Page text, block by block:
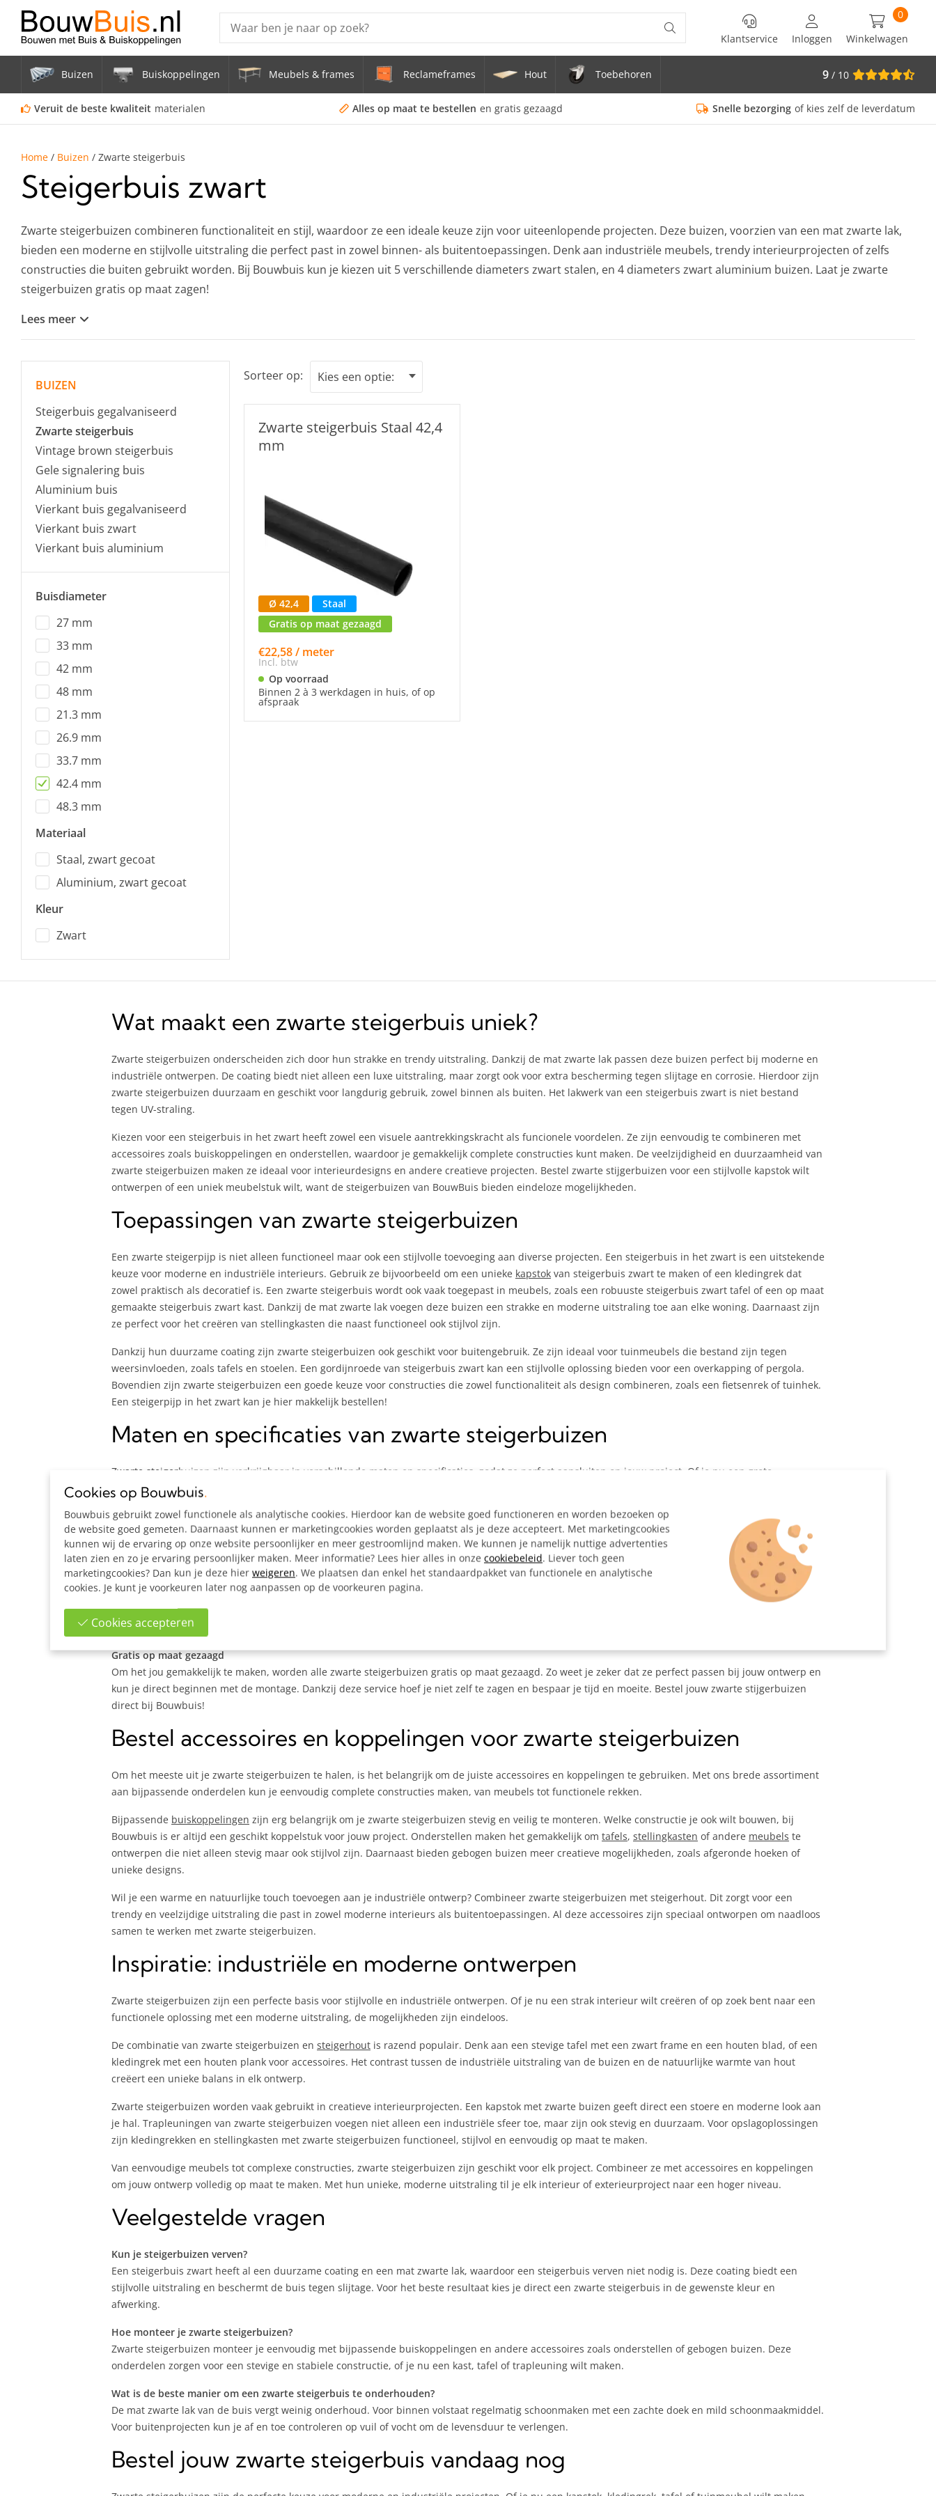
Producten
Steigerbuis onderstel tafel uit buis Ø 33,7 mm zwenkwielen Ø 75 mm
Vrijstaand Spandoekframe (zonder spandoek) uit gegalvaniseerde stalen buis Ø 33.7
mm
Constructiebuis Staal Ø 21,3 mm
Klantservice Inloggen Winkelwagen
0
Buizen Buiskoppelingen Meubels & frames Reclameframes Hout Toebehoren 9 / 10
Veruit de beste kwaliteit materialen Alles op maat te bestellen en gratis gezaagd Snelle bezorging of kies zelf de leverdatum
Home / Buizen / Zwarte steigerbuis
Steigerbuis zwart
Zwarte steigerbuizen combineren functionaliteit en stijl, waardoor ze een ideale keuze zijn voor uiteenlopende projecten. Deze buizen, voorzien van een mat zwarte lak,
bieden een moderne en stijlvolle uitstraling die perfect past in zowel binnen- als buitentoepassingen. Denk aan industriële meubels, trendy interieurprojecten of zelfs
constructies die buiten gebruikt worden. Bij Bouwbuis kun je kiezen uit 5 verschillende diameters zwart stalen, en 4 diameters zwart aluminium buizen. Laat je zwarte
steigerbuizen gratis op maat zagen!
Lees meer
BUIZEN
Steigerbuis gegalvaniseerd
Zwarte steigerbuis
Vintage brown steigerbuis
Gele signalering buis
Aluminium buis
Vierkant buis gegalvaniseerd
Vierkant buis zwart
Vierkant buis aluminium
Buisdiameter
27 mm
33 mm
42 mm
48 mm
21.3 mm
26.9 mm
33.7 mm
42.4 mm
48.3 mm
Materiaal
Staal, zwart gecoat
Aluminium, zwart gecoat
Kleur
Zwart
Sorteer op:
Zwarte steigerbuis Staal 42,4
mm
Ø 42,4
Staal
Gratis op maat gezaagd
€22,58 / meter
Incl. btw
Op voorraad
Binnen 2 à 3 werkdagen in huis, of op
afspraak
Wat maakt een zwarte steigerbuis uniek?
Zwarte steigerbuizen onderscheiden zich door hun strakke en trendy uitstraling. Dankzij de mat zwarte lak passen deze buizen perfect bij moderne en
industriële ontwerpen. De coating biedt niet alleen een luxe uitstraling, maar zorgt ook voor extra bescherming tegen slijtage en corrosie. Hierdoor zijn
zwarte steigerbuizen duurzaam en geschikt voor langdurig gebruik, zowel binnen als buiten. Het lakwerk van een steigerbuis zwart is niet bestand
tegen UV-straling.
Kiezen voor een steigerbuis in het zwart heeft zowel een visuele aantrekkingskracht als funcionele voordelen. Ze zijn eenvoudig te combineren met
accessoires zoals buiskoppelingen en onderstellen, waardoor je gemakkelijk complete constructies kunt maken. De veelzijdigheid en duurzaamheid van
zwarte steigerbuizen maken ze ideaal voor interieurdesigns en andere creatieve projecten. Bestel zwarte stijgerbuizen voor een stijlvolle kapstok wilt
ontwerpen of een uniek meubelstuk wilt, want de steigerbuizen van BouwBuis bieden eindeloze mogelijkheden.
Toepassingen van zwarte steigerbuizen
Een zwarte steigerpijp is niet alleen functioneel maar ook een stijlvolle toevoeging aan diverse projecten. Een steigerbuis in het zwart is een uitstekende
keuze voor moderne en industriële interieurs. Gebruik ze bijvoorbeeld om een unieke kapstok van steigerbuis zwart te maken of een kledingrek dat
zowel praktisch als decoratief is. Een zwarte steigerbuis wordt ook vaak toegepast in meubels, zoals een robuuste steigerbuis zwart tafel of een op maat
gemaakte steigerbuis zwart kast. Dankzij de mat zwarte lak voegen deze buizen een strakke en moderne uitstraling toe aan elke woning. Daarnaast zijn
ze perfect voor het creëren van stellingkasten die naast functioneel ook stijlvol zijn.
Dankzij hun duurzame coating zijn zwarte steigerbuizen ook geschikt voor buitengebruik. Ze zijn ideaal voor tuinmeubels die bestand zijn tegen
weersinvloeden, zoals tafels en stoelen. Een gordijnroede van steigerbuis zwart kan een stijlvolle oplossing bieden voor een overkapping of pergola.
Bovendien zijn zwarte steigerbuizen een goede keuze voor constructies die zowel functionaliteit als design combineren, zoals een fietsenrek of tuinhek.
Een steigerpijp in het zwart kan je hier makkelijk bestellen!
Maten en specificaties van zwarte steigerbuizen
Zwarte steigerbuizen zijn verkrijgbaar in verschillende maten en specificaties, zodat ze perfect aansluiten op jouw project. Of je nu een grote
constructie of een klein interieurdetail wilt maken, er is altijd een geschikte optie.
Hoe dik moet een steigerbuis zijn?
De dikte van de steigerbuis hangt af van de toepassing. Voor een stevige kapstok of tafel is een diameter zoals de populaire steigerbuis zwart 42 mm
ideaal. Bij ons kun je kiezen uit 9 verschillende diameteropties, zodat je altijd de juiste maat vindt.
Materiaalkeuze: staal of aluminium
Zwarte steigerbuizen zijn beschikbaar in zowel staal als aluminium. Stalen buizen bieden maximale stevigheid en zijn ideaal voor zware constructies.
Aluminium buizen zijn lichter en corrosiebestendig, wat ze geschikt maakt voor projecten waarbij gewicht een rol speelt. Een steigerbuis van aluminium
in het zwart vind je dus ook hier!
Gratis op maat gezaagd
Om het jou gemakkelijk te maken, worden alle zwarte steigerbuizen gratis op maat gezaagd. Zo weet je zeker dat ze perfect passen bij jouw ontwerp en
kun je direct beginnen met de montage. Dankzij deze service hoef je niet zelf te zagen en bespaar je tijd en moeite. Bestel jouw zwarte stijgerbuizen
direct bij Bouwbuis!
Bestel accessoires en koppelingen voor zwarte steigerbuizen
Om het meeste uit je zwarte steigerbuizen te halen, is het belangrijk om de juiste accessoires en koppelingen te gebruiken. Met ons brede assortiment
aan bijpassende onderdelen kun je eenvoudig complete constructies maken, van meubels tot functionele rekken.
Bijpassende buiskoppelingen zijn erg belangrijk om je zwarte steigerbuizen stevig en veilig te monteren. Welke constructie je ook wilt bouwen, bij
Bouwbuis is er altijd een geschikt koppelstuk voor jouw project. Onderstellen maken het gemakkelijk om tafels, stellingkasten of andere meubels te
ontwerpen die niet alleen stevig maar ook stijlvol zijn. Daarnaast bieden gebogen buizen meer creatieve mogelijkheden, zoals afgeronde hoeken of
unieke designs.
Wil je een warme en natuurlijke touch toevoegen aan je industriële ontwerp? Combineer zwarte steigerbuizen met steigerhout. Dit zorgt voor een
trendy en veelzijdige uitstraling die past in zowel moderne interieurs als buitentoepassingen. Al deze accessoires zijn speciaal ontworpen om naadloos
samen te werken met zwarte steigerbuizen.
Inspiratie: industriële en moderne ontwerpen
Zwarte steigerbuizen zijn een perfecte basis voor stijlvolle en industriële ontwerpen. Of je nu een strak interieur wilt creëren of op zoek bent naar een
functionele oplossing met een moderne uitstraling, de mogelijkheden zijn eindeloos.
De combinatie van zwarte steigerbuizen en steigerhout is razend populair. Denk aan een stevige tafel met een zwart frame en een houten blad, of een
kledingrek met een houten plank voor accessoires. Het contrast tussen de industriële uitstraling van de buizen en de natuurlijke warmte van hout
creëert een unieke balans in elk ontwerp.
Zwarte steigerbuizen worden vaak gebruikt in creatieve interieurprojecten. Een kapstok met zwarte buizen geeft direct een stoere en moderne look aan
je hal. Trapleuningen van zwarte steigerbuizen voegen niet alleen een industriële sfeer toe, maar zijn ook stevig en duurzaam. Voor opslagoplossingen
zijn kledingrekken en stellingkasten met zwarte steigerbuizen functioneel, stijlvol en eenvoudig op maat te maken.
Van eenvoudige meubels tot complexe constructies, zwarte steigerbuizen zijn geschikt voor elk project. Combineer ze met accessoires en koppelingen
om jouw ontwerp volledig op maat te maken. Met hun unieke, moderne uitstraling til je elk interieur of exterieurproject naar een hoger niveau.
Veelgestelde vragen
Kun je steigerbuizen verven?
Een steigerbuis zwart heeft al een duurzame coating en een mat zwarte lak, waardoor een steigerbuis verven niet nodig is. Deze coating biedt een
stijlvolle uitstraling en beschermt de buis tegen slijtage. Voor het beste resultaat kies je direct een zwarte steigerbuis in de gewenste kleur en
afwerking.
Hoe monteer je zwarte steigerbuizen?
Zwarte steigerbuizen monteer je eenvoudig met bijpassende buiskoppelingen en andere accessoires zoals onderstellen of gebogen buizen. Deze
onderdelen zorgen voor een stevige en stabiele constructie, of je nu een kast, tafel of trapleuning wilt maken.
Wat is de beste manier om een zwarte steigerbuis te onderhouden?
De mat zwarte lak van de buis vergt weinig onderhoud. Voor binnen volstaat regelmatig schoonmaken met een zachte doek en mild schoonmaakmiddel.
Voor buitenprojecten kun je af en toe controleren op vuil of vocht om de levensduur te verlengen.
Bestel jouw zwarte steigerbuis vandaag nog
Cookies op Bouwbuis.
Bouwbuis gebruikt zowel functionele als analytische cookies. Hierdoor kan de website goed functioneren en worden bezoeken op
de website goed gemeten. Daarnaast kunnen er marketingcookies worden geplaatst als je deze accepteert. Met marketingcookies
kunnen wij de ervaring op onze website persoonlijker en meer gestroomlijnd maken. We kunnen je namelijk nuttige advertenties
laten zien en zo je ervaring persoonlijker maken. Meer informatie? Lees hier alles in onze cookiebeleid. Liever toch geen
marketingcookies? Dan kun je deze hier weigeren. We plaatsen dan enkel het standaardpakket van functionele en analytische
cookies. Je kunt je voorkeuren later nog aanpassen op de voorkeuren pagina.
Cookies accepteren